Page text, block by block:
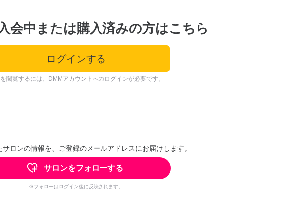
会中または購入済みの方はこちら
ログインする
閲覧するには、DMMアカウントへのログインが必要です。
サロンの情報を、ご登録のメールアドレスにお届けします。
サロンをフォローする
※フォローはログイン後に反映されます。